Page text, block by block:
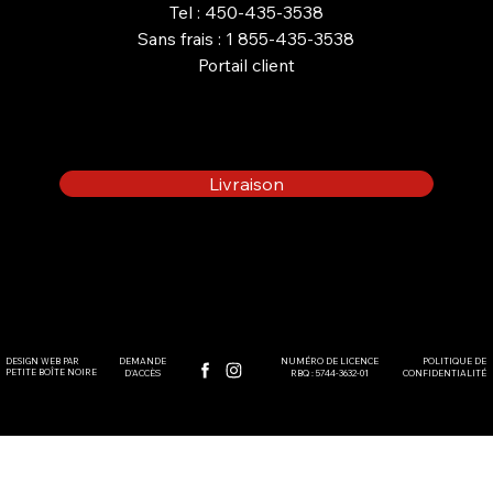
PROPANE POUR VOTRE
MAISON OU CHALET
Tel : 450-435-3538
Sans frais : 1 855-435-3538
Portail client
Livraison
DESIGN WEB PAR
PETITE BOÎTE NOIRE
DEMANDE
D'ACCÈS
NUMÉRO DE LICENCE
RBQ : 5744-3632-01
POLITIQUE DE
CONFIDENTIALITÉ